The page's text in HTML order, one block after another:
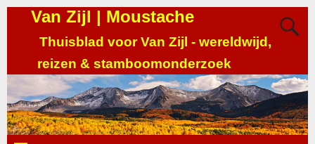
Van Zijl | Moustache
Thuisblad voor Van Zijl - wereldwijd,
reizen & stamboomonderzoek